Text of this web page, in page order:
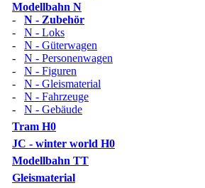
Modellbahn N
- N - Zubehör
- N - Loks
- N - Güterwagen
- N - Personenwagen
- N - Figuren
- N - Gleismaterial
- N - Fahrzeuge
- N - Gebäude
Tram H0
JC - winter world H0
Modellbahn TT
Gleismaterial